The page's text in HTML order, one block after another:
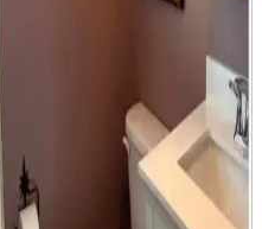
sıcak mor ve yeşil
yaratmak için duvar rengi
Minimal
Çözümler